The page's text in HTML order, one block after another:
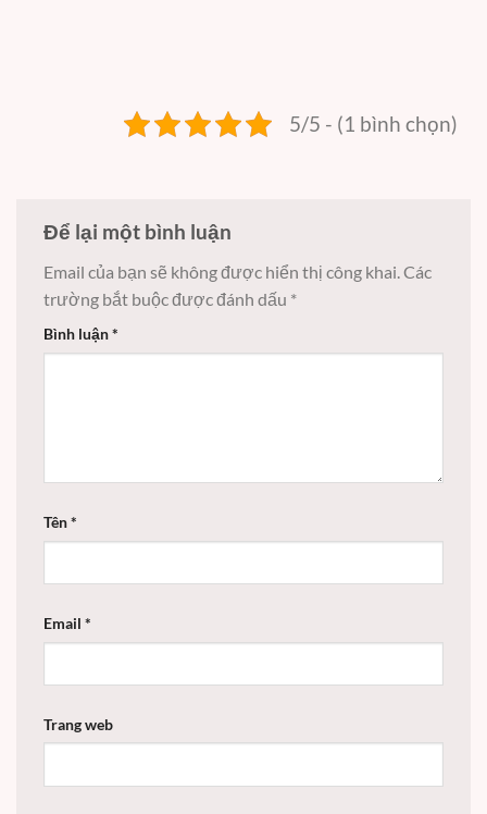
5/5 - (1 bình chọn)
Để lại một bình luận
Email của bạn sẽ không được hiển thị công khai.Các
trường bắt buộc được đánh dấu *
Bình luận*
Tên*
Email *
Trang web